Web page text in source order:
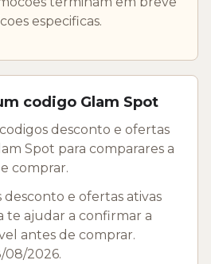
especificas.
codigo Glam Spot
desconto e ofertas
Spot para comparares a
comprar.
desconto e ofertas ativas
te ajudar a confirmar a
antes de comprar.
08/2026.